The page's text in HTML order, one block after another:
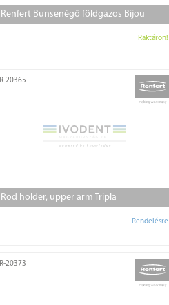
Renfert Bunsenégő földgázos Bijou
Raktáron!
R-20365
Rod holder, upper arm Tripla
Rendelésre
R-20373